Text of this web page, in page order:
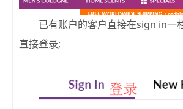
已有账户的客户直接在sign in一
直接登录;